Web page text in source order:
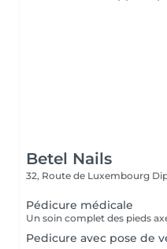
Betel Nails
32, Route de Luxembourg
Pédicure médicale
Pedicure avec pose de